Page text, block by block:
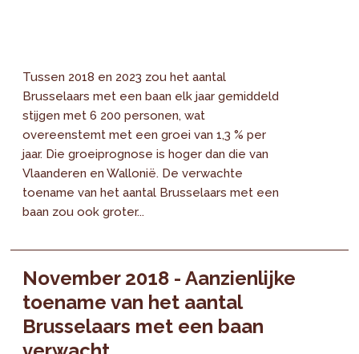
Tussen 2018 en 2023 zou het aantal
Brusselaars met een baan elk jaar gemiddeld
stijgen met 6 200 personen, wat
overeenstemt met een groei van 1,3 % per
jaar. Die groeiprognose is hoger dan die van
Vlaanderen en Wallonië. De verwachte
toename van het aantal Brusselaars met een
baan zou ook groter...
November 2018 - Aanzienlijke
toename van het aantal
Brusselaars met een baan